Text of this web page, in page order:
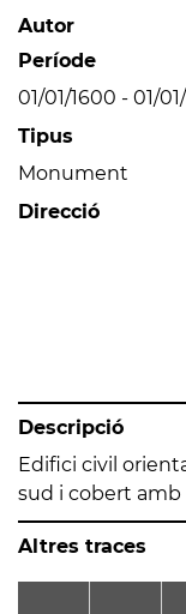
Autor
Període
01/01/1600 - 01/
Tipus
Monument
Direcció
Descripció
Edifici civil
sud i cobert amb
teulada a
Altres traces